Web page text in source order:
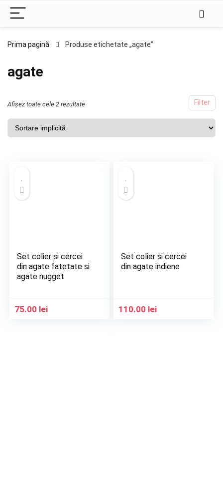
Prima pagină Produse etichetate „agate”
agate
Filter
Afișez toate cele 2 rezultate
Set colier si cercei
din agate fatetate si
agate nugget
75.00 lei
Set colier si cercei
din agate indiene
110.00 lei